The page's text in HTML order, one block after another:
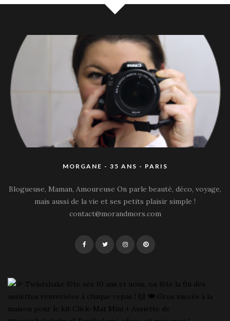
MORGANE - 35 ANS - PARIS
Blogueuse, Maman, Amoureuse On parle beauté, déco, voyage,
mais aussi de la vie et ses petits plaisir simple !
contact@morandmors.com